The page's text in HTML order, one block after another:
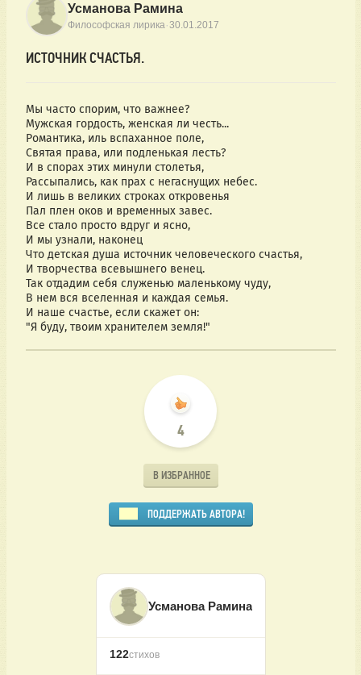
Усманова Рамина
Философская лирика·30.01.2017
ИСТОЧНИК СЧАСТЬЯ.
Мы часто спорим, что важнее?
Мужская гордость, женская ли честь...
Романтика, иль вспаханное поле,
Святая права, или подленькая лесть?
И в спорах этих минули столетья,
Рассыпались, как прах с негаснущих небес.
И лишь в великих строках откровенья
Пал плен оков и временных завес.
Все стало просто вдруг и ясно,
И мы узнали, наконец
Что детская душа источник человеческого счастья,
И творчества всевышнего венец.
Так отдадим себя служенью маленькому чуду,
В нем вся вселенная и каждая семья.
И наше счастье, если скажет он:
"Я буду, твоим хранителем земля!"
4
В ИЗБРАННОЕ
ПОДДЕРЖАТЬ АВТОРА!
Усманова Рамина
122стихов